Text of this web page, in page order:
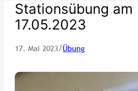
Stationsübung am
17.05.2023
17. Mai 2023/Übung